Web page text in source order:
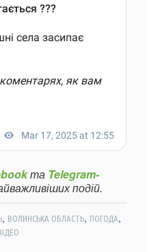
та Telegram-
подій.
, ВОЛИНСЬКА ОБЛАСТЬ, ПОГОДА,